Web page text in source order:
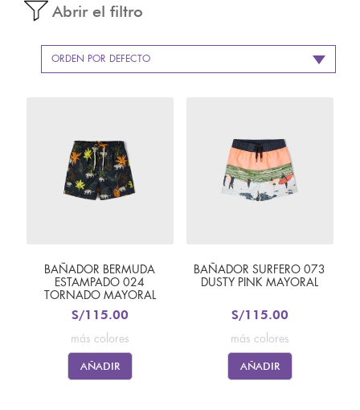
Abrir el filtro
ORDEN POR DEFECTO
BAÑADOR BERMUDA
ESTAMPADO 024
TORNADO MAYORAL
S/115.00
más colores
AÑADIR
BAÑADOR SURFERO 073
DUSTY PINK MAYORAL
S/115.00
más colores
AÑADIR